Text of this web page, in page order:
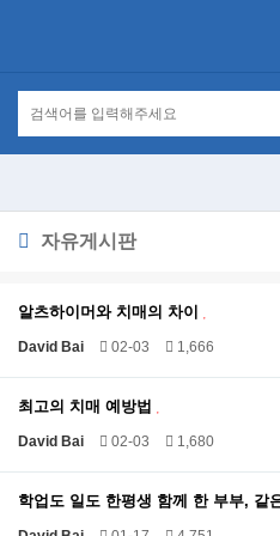
자유게시판
알츠하이머와 치매의 차이
David Bai 02-03 1,666
최고의 치매 예방법
David Bai 02-03 1,680
학업도 일도 한평생 함께 한 부부, 같